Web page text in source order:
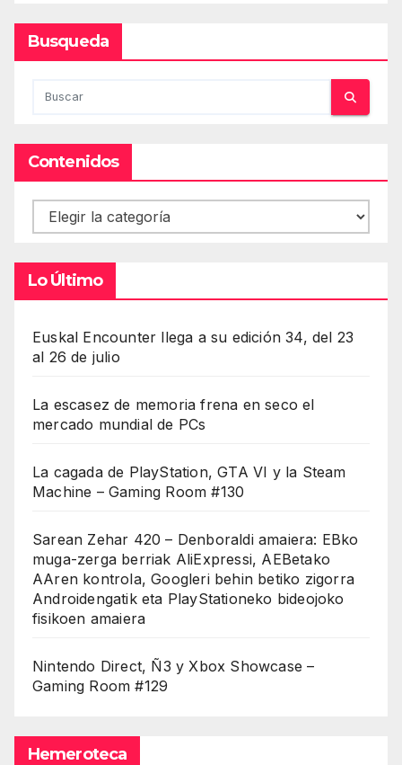
Busqueda
Contenidos
Contenidos
Lo Último
Euskal Encounter llega a su edición 34, del 23
al 26 de julio
La escasez de memoria frena en seco el
mercado mundial de PCs
La cagada de PlayStation, GTA VI y la Steam
Machine – Gaming Room #130
Sarean Zehar 420 – Denboraldi amaiera: EBko
muga-zerga berriak AliExpressi, AEBetako
AAren kontrola, Googleri behin betiko zigorra
Androidengatik eta PlayStationeko bideojoko
fisikoen amaiera
Nintendo Direct, Ñ3 y Xbox Showcase –
Gaming Room #129
Hemeroteca